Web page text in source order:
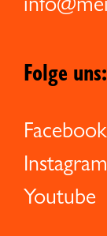
Folge uns:
Facebook
Instagram
Youtube